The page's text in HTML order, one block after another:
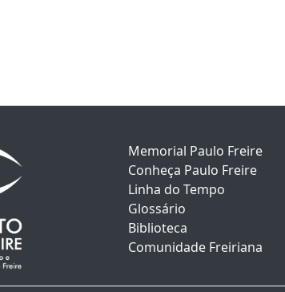
Memorial Paulo Freire
Conheça Paulo Freire
Linha do Tempo
Glossário
Biblioteca
Comunidade Freiriana